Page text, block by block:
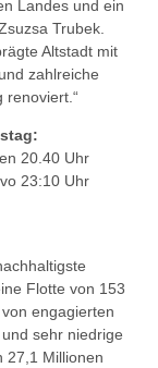
Landes und ein
Trubek.
Altstadt mit
zahlreiche
renoviert.“
20.40 Uhr
23:10 Uhr
Flotte von 153
engagierten
sehr niedrige
27,1 Millionen